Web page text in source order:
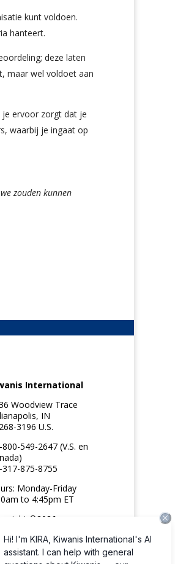
kunt voldoen.
hanteert.
deze laten
maar wel voldoet aan
ervoor zorgt dat je
waarbij je ingaat op
zouden kunnen
International
Woodview Trace
IN
3196 U.S.
800-549-2647 (V.S. en
317-875-8755
Monday-Friday
to 4:45pm ET
©2026
International
reserved
contact met ons